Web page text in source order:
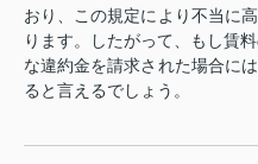
おり、この規定により不当に
ります。したがって、もし賃
な違約金を請求された場合に
ると言えるでしょう。